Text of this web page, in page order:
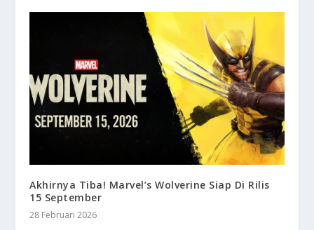
Akhirnya Tiba! Marvel’s Wolverine Siap Di Rilis
15 September
28 Februari 2026